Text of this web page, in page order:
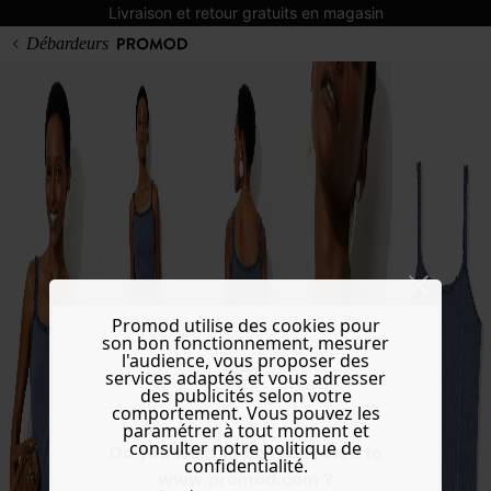
Livraison et retour gratuits en magasin
Do you want to be redirected to
www.promod.com ?
Débardeurs
Promod utilise des cookies pour
son bon fonctionnement, mesurer
l'audience, vous proposer des
services adaptés et vous adresser
des publicités selon votre
comportement. Vous pouvez les
paramétrer à tout moment et
consulter notre politique de
confidentialité.